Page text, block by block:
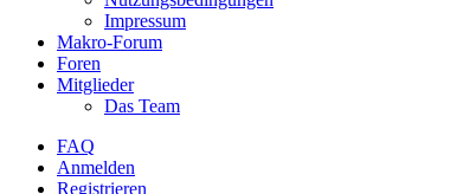
Impressum
Makro-Forum
Foren
Mitglieder
Das Team
FAQ
Anmelden
Registrieren